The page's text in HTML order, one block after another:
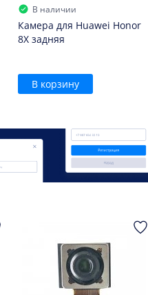
В наличии
Камера для Huawei Honor
8X задняя
В корзину